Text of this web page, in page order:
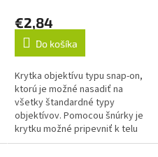
produktu
5,0
5
hviezdičiek.
€2,84
Do košíka
Krytka objektívu typu snap-on,
ktorú je možné nasadiť na
všetky štandardné typy
objektívov. Pomocou šnúrky je
krytku možné pripevniť k telu
fotoaparátu.